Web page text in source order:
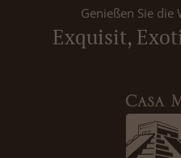
Genießen Sie die
Exquisit,